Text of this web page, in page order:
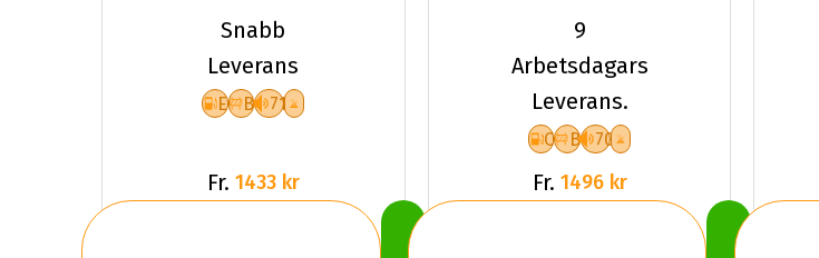
S944 XL
Friktion
Snabb
Leverans
E B 71
Fr. 1433 kr
TURANZA
AS 6 XL
9
Arbetsdagars
Leverans.
C B 70
Fr. 1496 kr